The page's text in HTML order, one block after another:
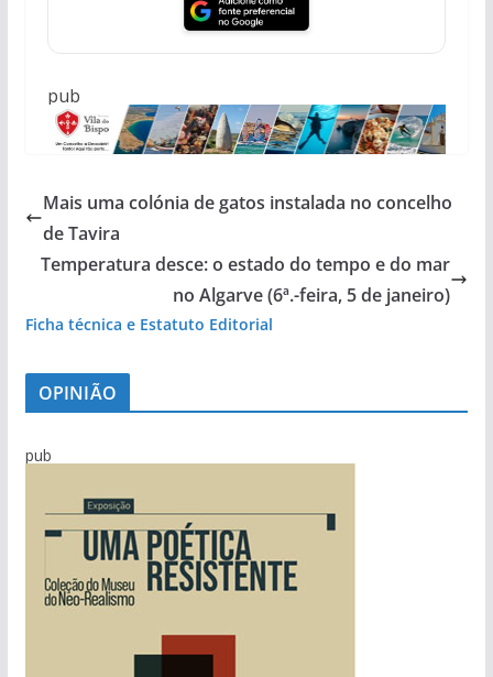
pub
Mais uma colónia de gatos instalada no concelho
de Tavira
Temperatura desce: o estado do tempo e do mar
no Algarve (6ª.-feira, 5 de janeiro)
Ficha técnica e Estatuto Editorial
OPINIÃO
pub